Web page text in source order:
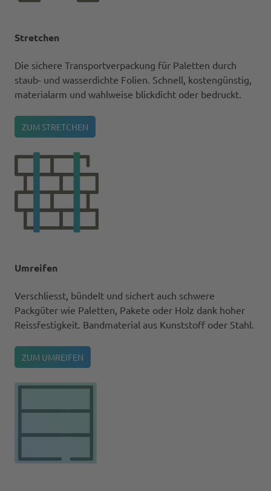
Stretchen
Die sichere Transportverpackung für Paletten durch
staub- und wasserdichte Folien. Schnell, kostengünstig,
materialarm und wahlweise blickdicht oder bedruckt.
ZUM STRETCHEN
Umreifen
Verschliesst, bündelt und sichert auch schwere
Packgüter wie Paletten, Pakete oder Holz dank hoher
Reissfestigkeit. Bandmaterial aus Kunststoff oder Stahl.
ZUM UMREIFEN